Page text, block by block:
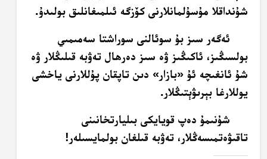
شۇنداقلا مۇسۇلمانلارنى كۆزگە ئىلمىغانلىق بولىدۇ.
ئەگەر سىز بۇ سوئالنى سوراشتا سەمىمىي
بولسىڭىز، ئاكىڭىز ۋە سىز دەرھال تەۋبە قىلىڭلار ۋە
شۇ ئانغىچە ئۇ «بازار» دىن تاپقان پۇللارنى ياخشى
يوللارغا بېرىۋېتىڭلار.
شۇنىمۇ دەپ قويايكى بىليارتخانىنى
تاقىۋەتمىسەڭلار، تەۋبە قىلغان بولمايسىلەر!